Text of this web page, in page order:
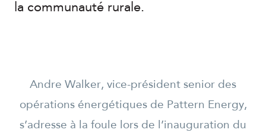
la communauté rurale.
Andre Walker, vice-président senior des
opérations énergétiques de Pattern Energy,
s’adresse à la foule lors de l’inauguration du